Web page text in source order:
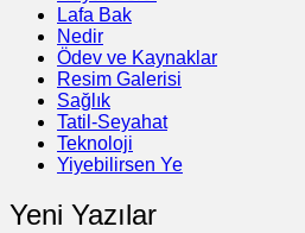
Lafa Bak
Nedir
Ödev ve Kaynaklar
Resim Galerisi
Sağlık
Tatil-Seyahat
Teknoloji
Yiyebilirsen Ye
Yeni Yazılar